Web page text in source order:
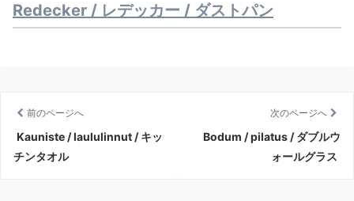
Redecker / レデッカー / ダストパン
前のページへ
Kauniste / laululinnut / キッ
チンタオル
次のページへ
Bodum / pilatus / ダブルウ
ォールグラス